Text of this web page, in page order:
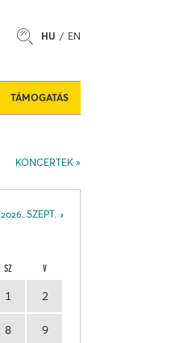
HU EN
TÁMOGATÁS
KONCERTEK
2026. SZEPT.
SZ V
1 2
8 9